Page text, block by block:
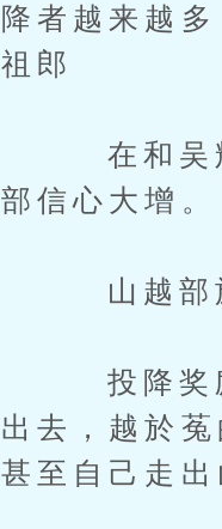
降者越来越
祖郎
在和吴辉
部信心大增。
山越部族
投降奖励
出去，越於
甚至自己走出